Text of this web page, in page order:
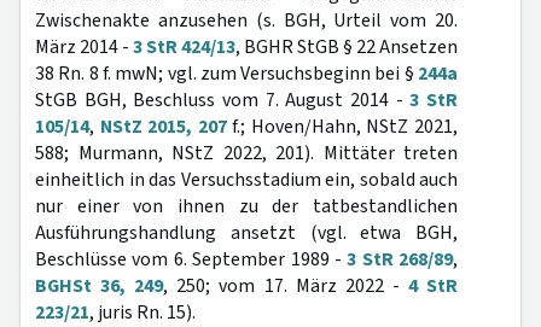
Zwischenakte anzusehen (s. BGH, Urteil vom 20.
März 2014 -3 StR 424/13, BGHR StGB § 22 Ansetzen
38 Rn. 8 f. mwN; vgl. zum Versuchsbeginn bei § 244a
StGB BGH, Beschluss vom 7. August 2014 -3 StR
105/14, NStZ 2015, 207f.; Hoven/Hahn, NStZ 2021,
588; Murmann, NStZ 2022, 201). Mittäter treten
einheitlich in das Versuchsstadium ein, sobald auch
nur einer von ihnen zu der tatbestandlichen
Ausführungshandlung ansetzt (vgl. etwa BGH,
Beschlüsse vom 6. September 1989 -3 StR 268/89,
BGHSt 36, 249, 250; vom 17. März 2022 - 4 StR
223/21, juris Rn. 15).